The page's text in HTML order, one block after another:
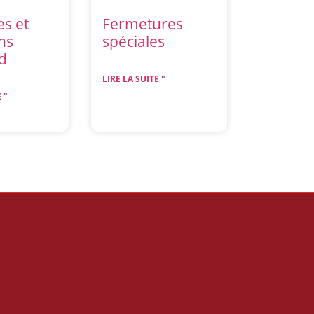
et
"
Fermetures
spéciales
LIRE LA SUITE "